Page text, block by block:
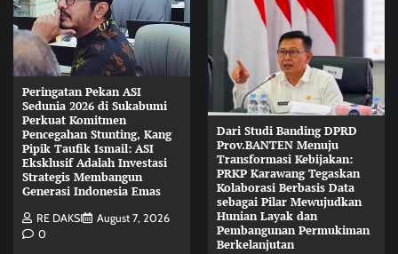
Peringatan Pekan ASI
Sedunia 2026 di Sukabumi
Perkuat Komitmen
Pencegahan Stunting, Kang
Pipik Taufik Ismail: ASI
Eksklusif Adalah Investasi
Strategis Membangun
Generasi Indonesia Emas
RE DAKSI
August 7, 2026
0
Dari Studi Banding DPRD
Prov.BANTEN Menuju
Transformasi Kebijakan:
PRKP Karawang Tegaskan
Kolaborasi Berbasis Data
sebagai Pilar Mewujudkan
Hunian Layak dan
Pembangunan Permukiman
Berkelanjutan